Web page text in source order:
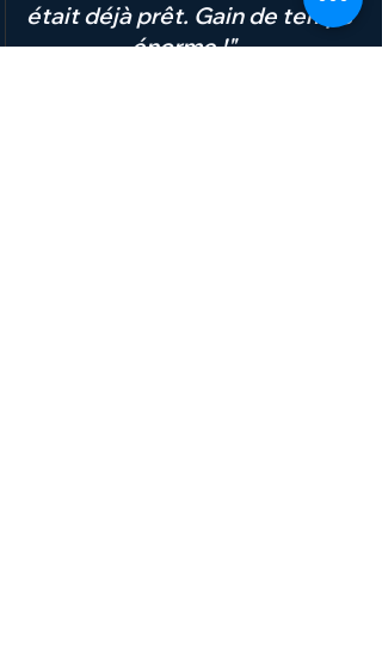
était déjà prêt. Gain de temps
énorme !" -